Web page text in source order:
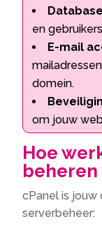
en
E-mail
domein.
om jouw
Hoe
beheren
cPanel is
serverbeheer: